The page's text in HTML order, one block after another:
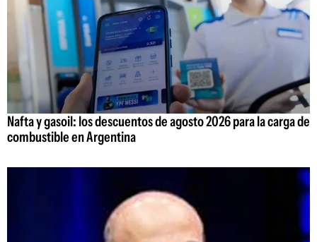
Nafta y gasoil: los descuentos de agosto 2026 para la carga de
combustible en Argentina